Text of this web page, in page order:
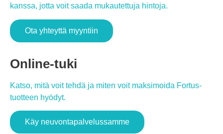
kanssa, jotta voit saada mukautettuja hintoja.
Ota yhteyttä myyntiin
Online-tuki
Katso, mitä voit tehdä ja miten voit maksimoida Fortus-
tuotteen hyödyt.
Käy neuvontapalvelussamme